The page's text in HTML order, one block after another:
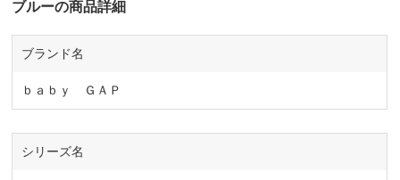
ブルーの商品詳細
ブランド名
ｂａｂｙ ＧＡＰ
シリーズ名